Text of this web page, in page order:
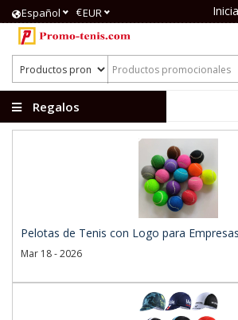
Español €EUR
Regalos
Pelotas de Tenis con Logo para
Mar 18 - 2026